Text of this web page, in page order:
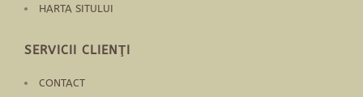
HARTA SITULUI
SERVICII CLIENŢI
CONTACT